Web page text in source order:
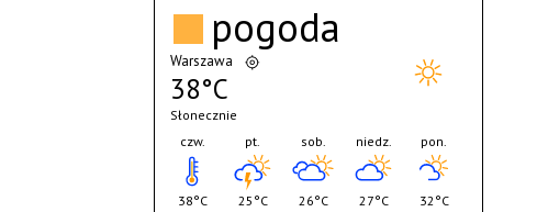
pogoda
Warszawa
38°C
Słonecznie
czw.
38°C
pt.
25°C
sob.
26°C
niedz.
27°C
pon.
32°C